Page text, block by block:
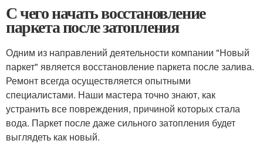
С чего начать восстановление
паркета после затопления
Одним из направлений деятельности компании "Новый
паркет" является восстановление паркета после залива.
Ремонт всегда осуществляется опытными
специалистами. Наши мастера точно знают, как
устранить все повреждения, причиной которых стала
вода. Паркет после даже сильного затопления будет
выглядеть как новый.